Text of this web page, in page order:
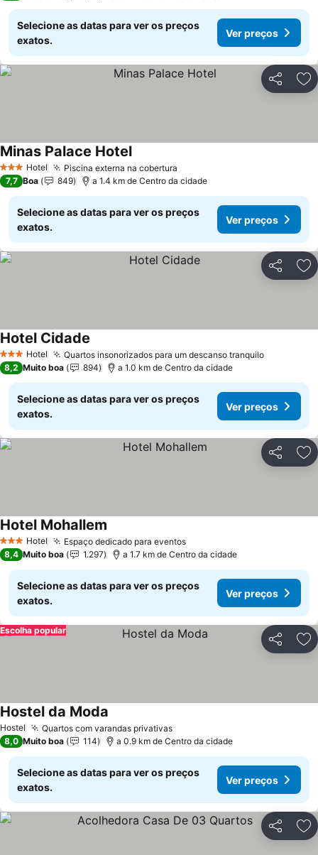
Selecione as datas para ver os preços
exatos.
Ver preços
Partilhar
3 EstrelasHotel Piscina externa na cobertura
Minas Palace HotelVer preços
7,7 Boa 849 a 1.4 km de Centro da cidade
Selecione as datas para ver os preços
exatos.
Ver preços
Partilhar
3 EstrelasHotel Quartos insonorizados para um descanso tranquiloVer
Hotel Cidade
8,2 Muito boa 894 a 1.0 km de Centro da cidade
Selecione as datas para ver os preços
exatos.
Ver preços
Partilhar
3 EstrelasHotel Espaço dedicado para eventosVer preços
Hotel Mohallem
8,4 Muito boa 1.297 a 1.7 km de Centro da cidade
Selecione as datas para ver os preços
exatos.
Ver preços
Partilhar
Escolha popular
Hostel Quartos com varandas privativasVer preços
Hostel da Moda
8,0 Muito boa 114 a 0.9 km de Centro da cidade
Selecione as datas para ver os preços
exatos.
Ver preços
Partilhar